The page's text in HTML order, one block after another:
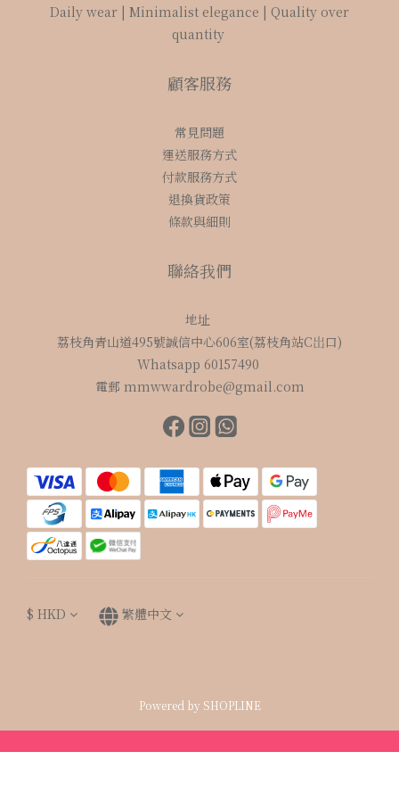
Daily wear | Minimalist elegance | Quality over
quantity
顧客服務
常見問題
運送服務方式
付款服務方式
退換貨政策
條款與細則
聯絡我們
地址
荔枝角青山道495號誠信中心606室(荔枝角站C岀口)
Whatsapp 60157490
電郵 mmwwardrobe@gmail.com
$ HKD 繁體中文
Powered by SHOPLINE